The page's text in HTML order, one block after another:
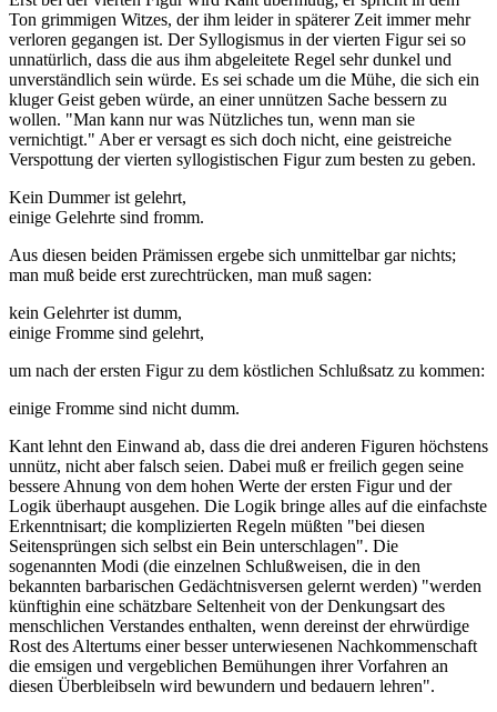
Ton grimmigen Witzes, der ihm leider in späterer Zeit immer mehr
verloren gegangen ist. Der Syllogismus in der vierten Figur sei so
unnatürlich, dass die aus ihm abgeleitete Regel sehr dunkel und
unverständlich sein würde. Es sei schade um die Mühe, die sich ein
kluger Geist geben würde, an einer unnützen Sache bessern zu
wollen. "Man kann nur was Nützliches tun, wenn man sie
vernichtigt." Aber er versagt es sich doch nicht, eine geistreiche
Verspottung der vierten syllogistischen Figur zum besten zu geben.
Kein Dummer ist gelehrt,
einige Gelehrte sind fromm.
Aus diesen beiden Prämissen ergebe sich unmittelbar gar nichts;
man muß beide erst zurechtrücken, man muß sagen:
kein Gelehrter ist dumm,
einige Fromme sind gelehrt,
um nach der ersten Figur zu dem köstlichen Schlußsatz zu kommen:
einige Fromme sind nicht dumm.
Kant lehnt den Einwand ab, dass die drei anderen Figuren höchstens
unnütz, nicht aber falsch seien. Dabei muß er freilich gegen seine
bessere Ahnung von dem hohen Werte der ersten Figur und der
Logik überhaupt ausgehen. Die Logik bringe alles auf die einfachste
Erkenntnisart; die komplizierten Regeln müßten "bei diesen
Seitensprüngen sich selbst ein Bein unterschlagen". Die
sogenannten Modi (die einzelnen Schlußweisen, die in den
bekannten barbarischen Gedächtnisversen gelernt werden) "werden
künftighin eine schätzbare Seltenheit von der Denkungsart des
menschlichen Verstandes enthalten, wenn dereinst der ehrwürdige
Rost des Altertums einer besser unterwiesenen Nachkommenschaft
die emsigen und vergeblichen Bemühungen ihrer Vorfahren an
diesen Überbleibseln wird bewundern und bedauern lehren".